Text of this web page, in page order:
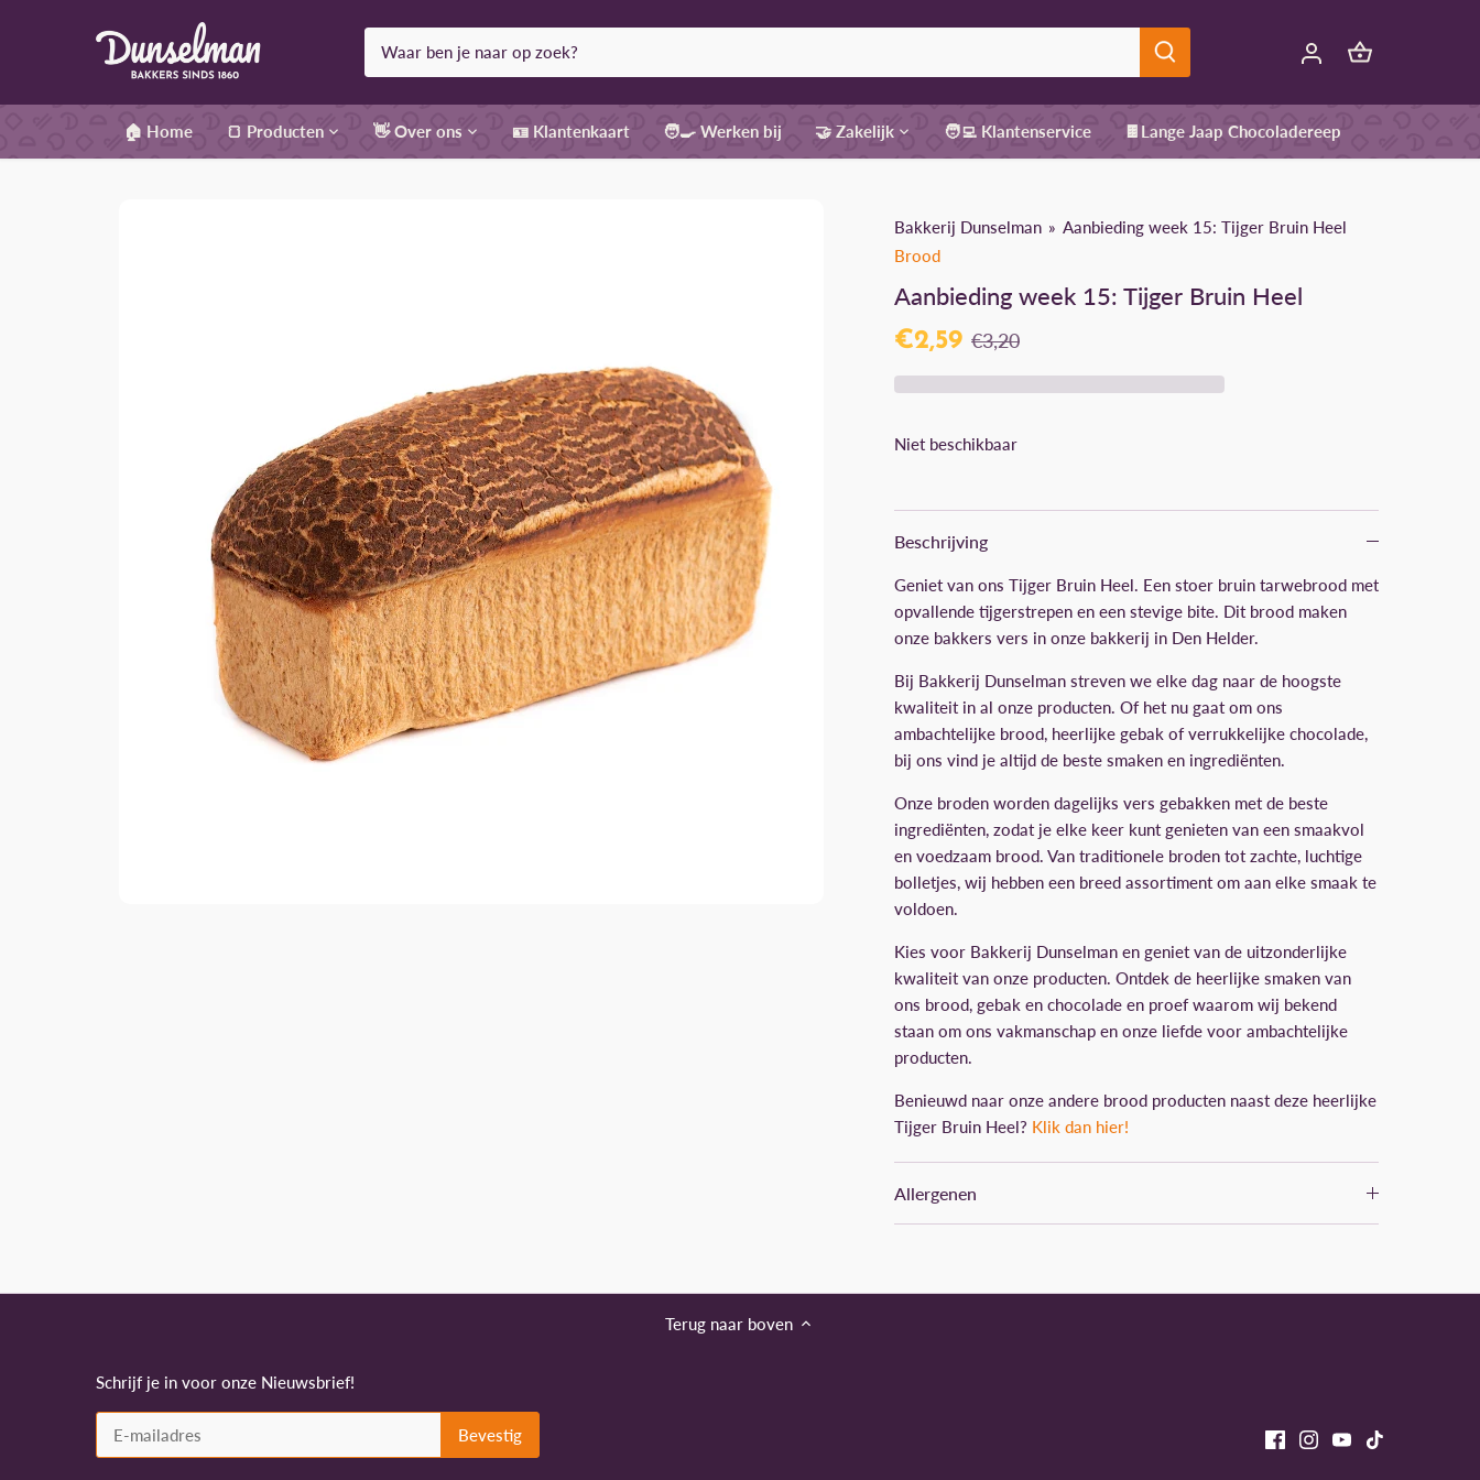
🏠 Home 🍞 Producten 👋 Over ons 🪪 Klantenkaart 🧑‍🍳 Werken bij 🤝 Zakelijk 🧑‍💻 Klantenservice 🍫Lange Jaap Chocoladereep
Bakkerij Dunselman
Aanbieding week 15: Tijger Bruin Heel
Brood
Aanbieding week 15: Tijger Bruin Heel
€2,59 €3,20
Niet beschikbaar
Beschrijving
Geniet van ons Tijger Bruin Heel. Een stoer bruin tarwebrood met
opvallende tijgerstrepen en een stevige bite. Dit brood maken
onze bakkers vers in onze bakkerij in Den Helder.
Bij Bakkerij Dunselman streven we elke dag naar de hoogste
kwaliteit in al onze producten. Of het nu gaat om ons
ambachtelijke brood, heerlijke gebak of verrukkelijke chocolade,
bij ons vind je altijd de beste smaken en ingrediënten.
Onze broden worden dagelijks vers gebakken met de beste
ingrediënten, zodat je elke keer kunt genieten van een smaakvol
en voedzaam brood. Van traditionele broden tot zachte, luchtige
bolletjes, wij hebben een breed assortiment om aan elke smaak te
voldoen.
Kies voor Bakkerij Dunselman en geniet van de uitzonderlijke
kwaliteit van onze producten. Ontdek de heerlijke smaken van
ons brood, gebak en chocolade en proef waarom wij bekend
staan om ons vakmanschap en onze liefde voor ambachtelijke
producten.
Benieuwd naar onze andere brood producten naast deze heerlijke
Tijger Bruin Heel? Klik dan hier!
Allergenen
Terug naar boven
Schrijf je in voor onze Nieuwsbrief!